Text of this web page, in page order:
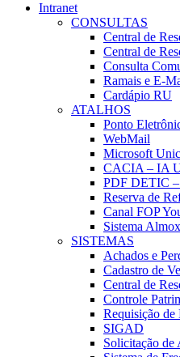
Intranet
CONSULTAS
Central de
Central de
Consulta
Ramais e E-
Cardápio RU
ATALHOS
Ponto
WebMail
Microsoft
CACIA – IA
PDF DETIC –
Reserva de
Canal FOP
Sistema
SISTEMAS
Achados e
Cadastro de
Central de
Controle
Requisição de
SIGAD
Solicitação de